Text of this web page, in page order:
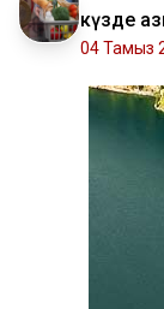
күзде
04 Тамыз